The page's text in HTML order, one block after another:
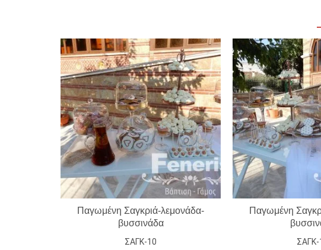
Παγωμένη Σαγκριά-λεμονάδα-
βυσσινάδα
ΣΑΓΚ-10
Παγωμένη
ΣΑΓΚ-